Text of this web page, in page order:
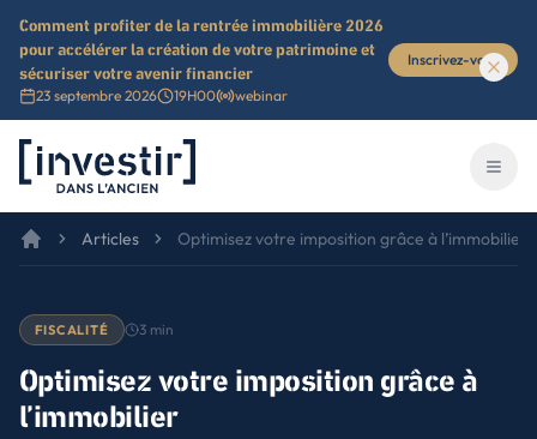
Comment profiter de la rentrée immobilière 2026
pour accélérer la création de votre patrimoine et
sécuriser votre avenir financier
23 septembre 2026 19H00 webinar
Inscrivez-vous
Investir dans l'ancien
Articles Optimisez votre imposition grâce à l’immobilier
FISCALITÉ 3min
Optimisez votre imposition grâce à
l’immobilier